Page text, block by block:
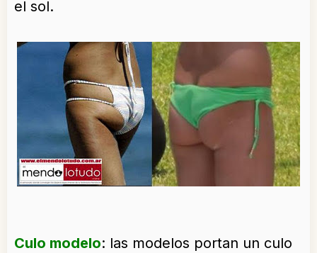
el sol.
Culo modelo: las modelos portan un culo